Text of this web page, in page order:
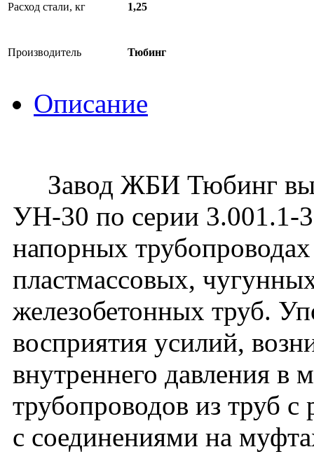
Расход стали, кг 1,25
Производитель Тюбинг
Описание
Завод ЖБИ Тюбинг
УН-30 по серии 3.001.1-
напорных
пластмассовых,
железобетонных труб.
восприятия усилий,
внутреннего давления в
трубопроводов из труб
с соединениями на